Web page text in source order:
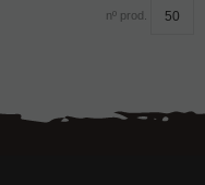
nº prod.